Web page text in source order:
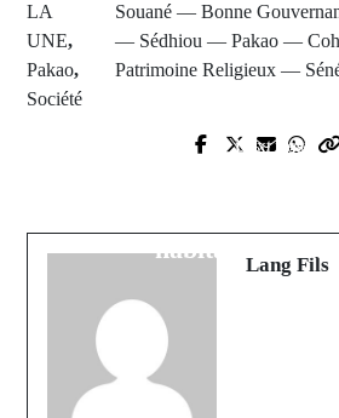
LA
UNE,
Pakao,
Société
Souané — Bonne
— Sédhiou — Pakao —
Patrimoine Religieux —
Prev Post
Next Post
habitations
Lang Fils